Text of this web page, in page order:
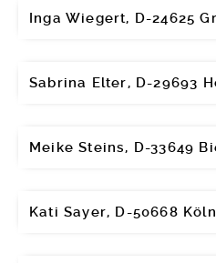
Inga Wiegert, D-24625
Sabrina Elter, D-29693
Meike Steins, D-33649
Kati Sayer, D-50668 Köln